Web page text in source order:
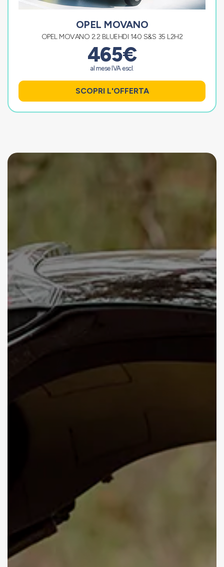
OPEL MOVANO
OPEL MOVANO 2.2 BLUEHDI 140 S&S 35 L2H2
465€
al mese IVA escl.
SCOPRI L'OFFERTA